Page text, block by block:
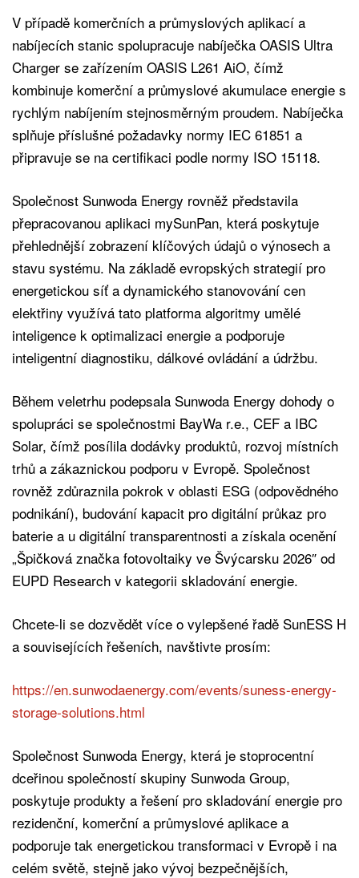
V případě komerčních a průmyslových aplikací a
nabíjecích stanic spolupracuje nabíječka OASIS Ultra
Charger se zařízením OASIS L261 AiO, čímž
kombinuje komerční a průmyslové akumulace energie s
rychlým nabíjením stejnosměrným proudem. Nabíječka
splňuje příslušné požadavky normy IEC 61851 a
připravuje se na certifikaci podle normy ISO 15118.
Společnost Sunwoda Energy rovněž představila
přepracovanou aplikaci mySunPan, která poskytuje
přehlednější zobrazení klíčových údajů o výnosech a
stavu systému. Na základě evropských strategií pro
energetickou síť a dynamického stanovování cen
elektřiny využívá tato platforma algoritmy umělé
inteligence k optimalizaci energie a podporuje
inteligentní diagnostiku, dálkové ovládání a údržbu.
Během veletrhu podepsala Sunwoda Energy dohody o
spolupráci se společnostmi BayWa r.e., CEF a IBC
Solar, čímž posílila dodávky produktů, rozvoj místních
trhů a zákaznickou podporu v Evropě. Společnost
rovněž zdůraznila pokrok v oblasti ESG (odpovědného
podnikání), budování kapacit pro digitální průkaz pro
baterie a u digitální transparentnosti a získala ocenění
„Špičková značka fotovoltaiky ve Švýcarsku 2026″ od
EUPD Research v kategorii skladování energie.
Chcete-li se dozvědět více o vylepšené řadě SunESS H
a souvisejících řešeních, navštivte prosím:
https://en.sunwodaenergy.com/events/suness-energy-
storage-solutions.html
Společnost Sunwoda Energy, která je stoprocentní
dceřinou společností skupiny Sunwoda Group,
poskytuje produkty a řešení pro skladování energie pro
rezidenční, komerční a průmyslové aplikace a
podporuje tak energetickou transformaci v Evropě i na
celém světě, stejně jako vývoj bezpečnějších,